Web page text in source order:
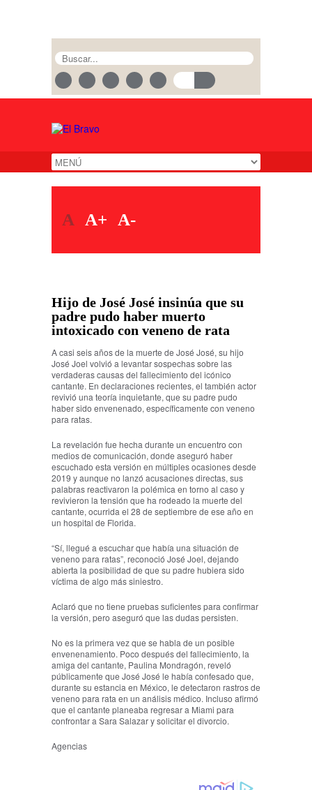
A A+ A-
Hijo de José José insinúa que su
padre pudo haber muerto
intoxicado con veneno de rata
A casi seis años de la muerte de José José, su hijo
José Joel volvió a levantar sospechas sobre las
verdaderas causas del fallecimiento del icónico
cantante. En declaraciones recientes, el también actor
revivió una teoría inquietante, que su padre pudo
haber sido envenenado, específicamente con veneno
para ratas.
La revelación fue hecha durante un encuentro con
medios de comunicación, donde aseguró haber
escuchado esta versión en múltiples ocasiones desde
2019 y aunque no lanzó acusaciones directas, sus
palabras reactivaron la polémica en torno al caso y
revivieron la tensión que ha rodeado la muerte del
cantante, ocurrida el 28 de septiembre de ese año en
un hospital de Florida.
“Sí, llegué a escuchar que había una situación de
veneno para ratas”, reconoció José Joel, dejando
abierta la posibilidad de que su padre hubiera sido
víctima de algo más siniestro.
Aclaró que no tiene pruebas suficientes para confirmar
la versión, pero aseguró que las dudas persisten.
No es la primera vez que se habla de un posible
envenenamiento. Poco después del fallecimiento, la
amiga del cantante, Paulina Mondragón, reveló
públicamente que José José le había confesado que,
durante su estancia en México, le detectaron rastros de
veneno para rata en un análisis médico. Incluso afirmó
que el cantante planeaba regresar a Miami para
confrontar a Sara Salazar y solicitar el divorcio.
Agencias